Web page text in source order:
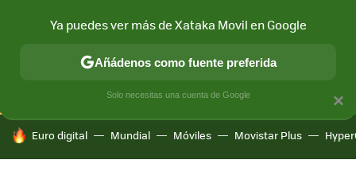
CONECTIVIDAD MÓVIL Y SOCIEDAD APLICACIONES
HOY SE HABLA DE
Euro digital Mundial Móviles Movistar Plus
×
Ya puedes ver más de Xataka Movil en Google
Añádenos como fuente preferida
Solo necesitas una cuenta de Google